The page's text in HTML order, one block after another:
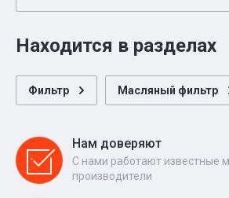
Находится в разделах
Фильтр Масляный фильтр
Нам доверяют
С нами работают известные
производители